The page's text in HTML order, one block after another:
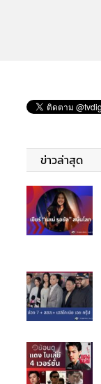
ข่าวล่าสุด